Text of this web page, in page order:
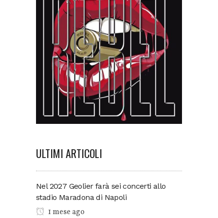
ULTIMI ARTICOLI
Nel 2027 Geolier farà sei concerti allo
stadio Maradona di Napoli
1 mese ago